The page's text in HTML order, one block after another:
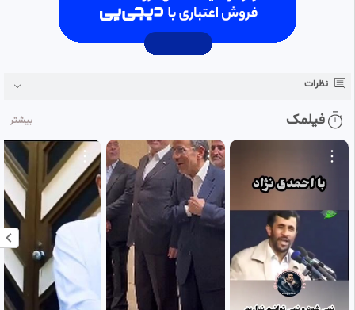
#‌خادم_و_محبوب_ملت
#‌سهام_عدالت_و_یارانه
امکان مشاهده لینک های تایید نشده وجود ندارد!
نظرات
فیلمک بیشتر